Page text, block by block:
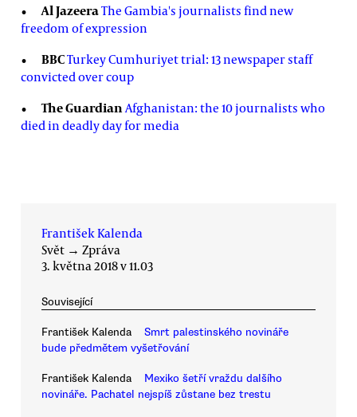
Al JazeeraThe Gambia's journalists find new
freedom of expression
BBCTurkey Cumhuriyet trial: 13 newspaper staff
convicted over coup
The GuardianAfghanistan: the 10 journalists who
died in deadly day for media
František Kalenda
Svět → Zpráva
3. května 2018 v 11.03
Související
František Kalenda
Smrt palestinského novináře
bude předmětem vyšetřování
František Kalenda
Mexiko šetří vraždu dalšího
novináře. Pachatel nejspíš zůstane bez trestu